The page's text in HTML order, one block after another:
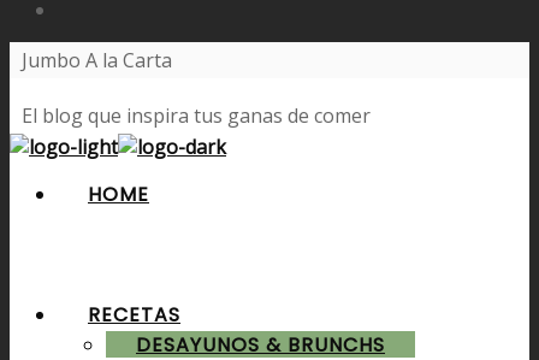
Jumbo A la Carta
El blog que inspira tus ganas de comer
HOME
RECETAS
DESAYUNOS & BRUNCHS